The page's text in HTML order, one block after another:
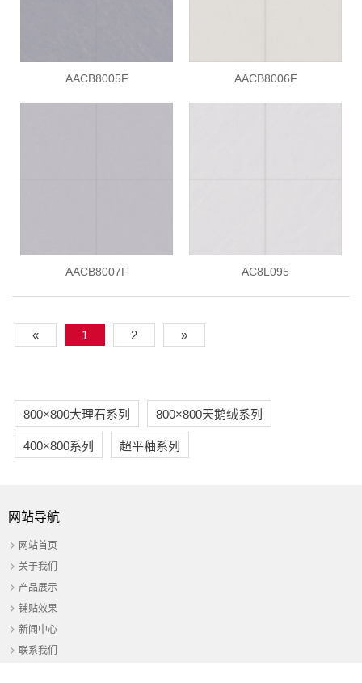
AACB8005F AACB8006F
AACB8007F AC8L095
« 1 2 »
800×800大理石系列 800×800天鹅绒系列
400×800系列 超平釉系列
网站导航
网站首页
关于我们
产品展示
铺贴效果
新闻中心
联系我们